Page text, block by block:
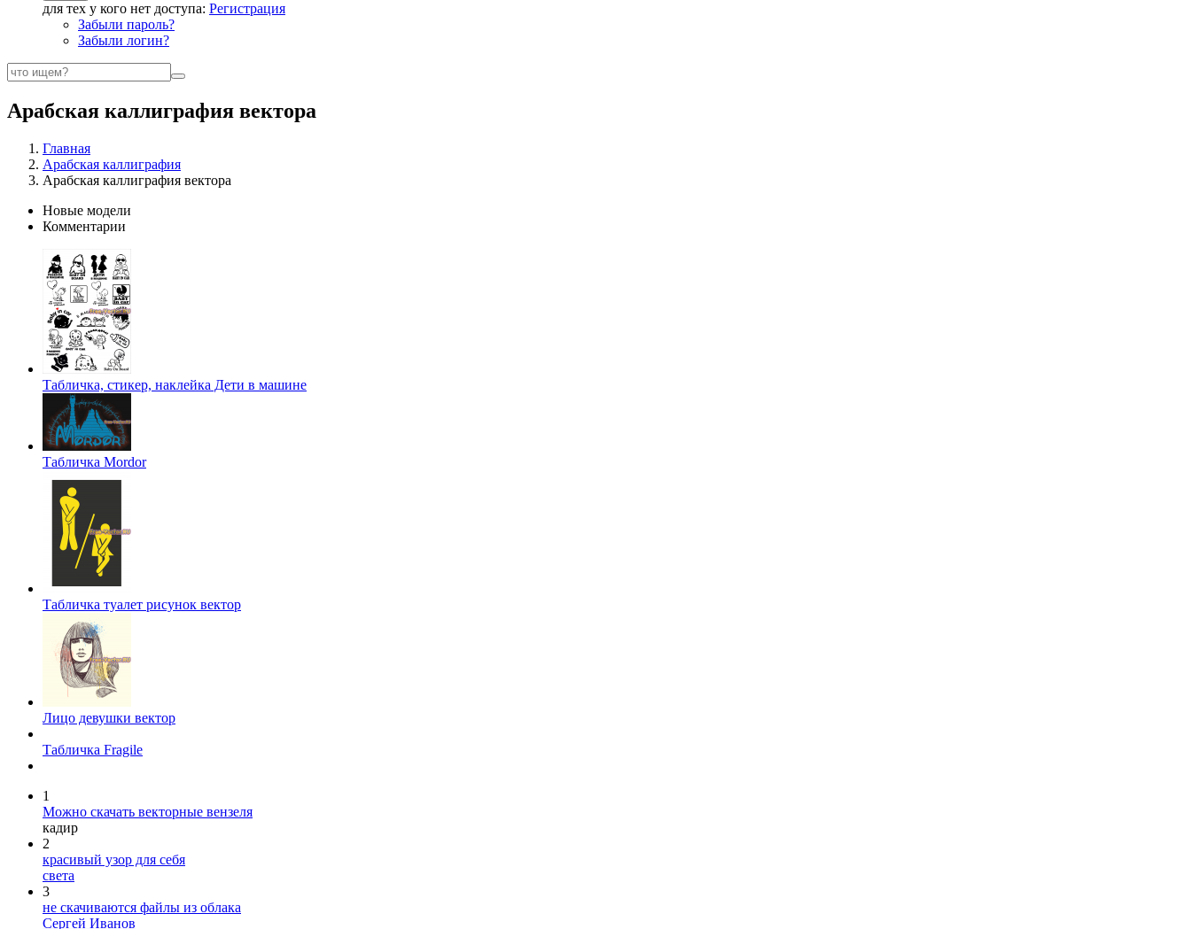
для тех у кого нет доступа: Регистрация
Забыли пароль?
Забыли логин?
Арабская каллиграфия вектора
Главная
Арабская каллиграфия
Арабская каллиграфия вектора
Новые модели
Комментарии
Табличка, стикер, наклейка Дети в машине
Табличка Mordor
Табличка туалет рисунок вектор
Лицо девушки вектор
Табличка Fragile
1
Можно скачать векторные вензеля
кадир
2
красивый узор для себя
света
3
не скачиваются файлы из облака
Сергей Иванов